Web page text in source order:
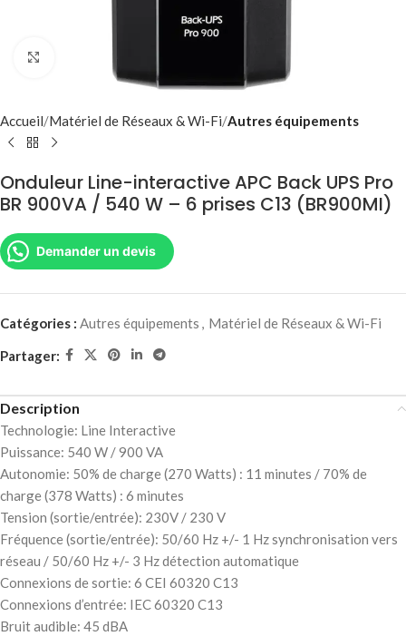
Accueil Matériel de Réseaux & Wi-Fi Autres équipements
Onduleur Line-interactive APC Back UPS Pro
BR 900VA / 540 W – 6 prises C13 (BR900MI)
Demander un devis
Catégories : Autres équipements , Matériel de Réseaux & Wi-Fi
Partager:
Description
Technologie: Line Interactive
Puissance: 540 W / 900 VA
Autonomie: 50% de charge (270 Watts) : 11 minutes / 70% de
charge (378 Watts) : 6 minutes
Tension (sortie/entrée): 230V / 230 V
Fréquence (sortie/entrée): 50/60 Hz +/- 1 Hz synchronisation vers
réseau / 50/60 Hz +/- 3 Hz détection automatique
Connexions de sortie: 6 CEI 60320 C13
Connexions d’entrée: IEC 60320 C13
Bruit audible: 45 dBA